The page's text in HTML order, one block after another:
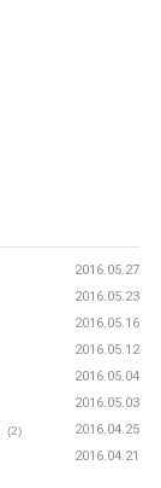
2016.05.27
2016.05.23
2016.05.16
2016.05.12
2016.05.04
2016.05.03
(2) 2016.04.25
2016.04.21